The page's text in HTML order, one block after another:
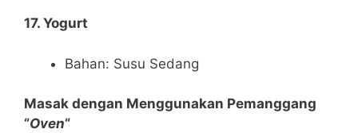
17. Yogurt
Bahan: Susu Sedang
Masak dengan Menggunakan Pemanggang
“Oven“